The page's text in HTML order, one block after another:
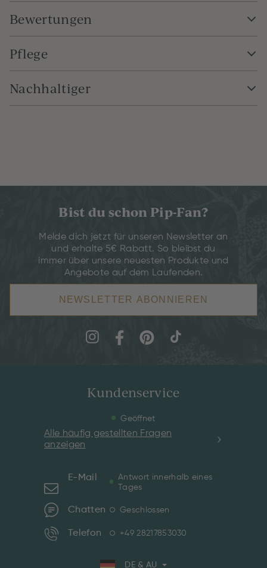
Bewertungen
Pflege
Nachhaltiger
Bist du schon Pip-Fan?
Melde dich jetzt für unseren Newsletter an
und erhalte 5€ Rabatt. So bleibst du
immer über unsere neuesten Produkte und
Angebote auf dem Laufenden.
NEWSLETTER ABONNIEREN
Kundenservice
Geöffnet
Alle häufig gestellten Fragen
anzeigen
E-Mail
Antwort innerhalb eines
Tages
Chatten Geschlossen
Telefon +49 28217853030
DE & AU